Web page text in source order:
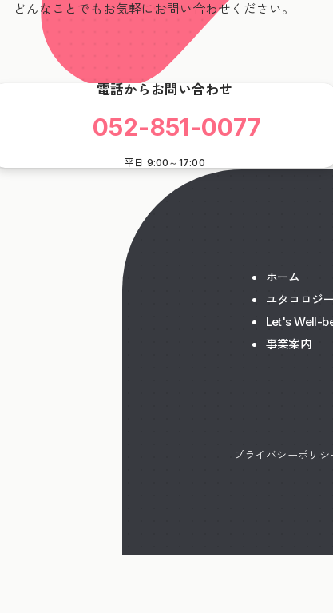
どんなことでも お気軽にお問い合わせください。
電話からお問い合わせ
052-851-0077
平日 9:00～17:00
ホーム
ユタコロジ
Let's Well-
事業案内
プライバシーポリシ